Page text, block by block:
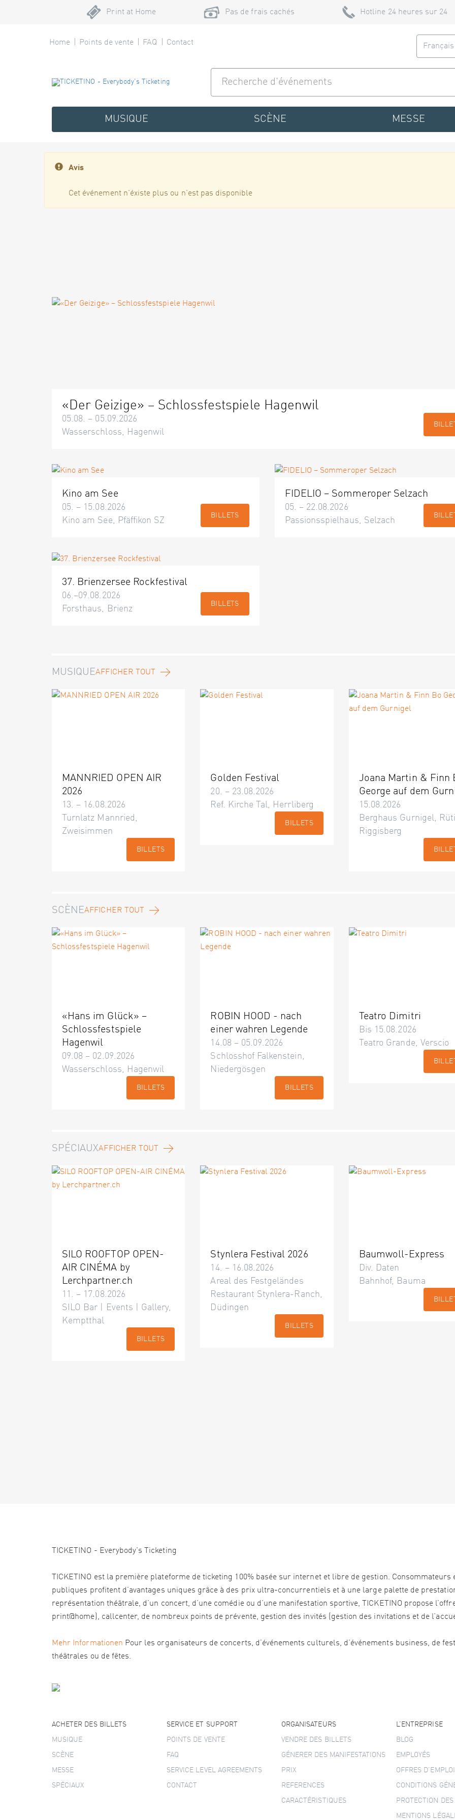
Print at Home Pas de frais cachés Hotline 24 heures sur 24
Home Points de vente FAQ Contact
MUSIQUE SCÈNE MESSE
Avis
Cet événement n'éxiste plus ou n'est pas disponible
«Der Geizige» – Schlossfestspiele Hagenwil
05.08. – 05.09.2026
Wasserschloss, Hagenwil
Kino am See
05. – 15.08.2026
Kino am See, Pfäffikon SZ
BILLETS
FIDELIO – Sommeroper Selzach
05. – 22.08.2026
Passionsspielhaus, Selzach
37. Brienzersee Rockfestival
06.–09.08.2026
Forsthaus, Brienz
BILLETS
MUSIQUEAFFICHER TOUT
MANNRIED OPEN AIR
2026
13. – 16.08.2026
Turnlatz Mannried,
Zweisimmen
BILLETS
Golden Festival
20. – 23.08.2026
Ref. Kirche Tal, Herrliberg
BILLETS
Joana Martin & Finn
George auf dem
15.08.2026
Berghaus Gurnigel,
Riggisberg
SCÈNEAFFICHER TOUT
«Hans im Glück» –
Schlossfestspiele
Hagenwil
09.08 – 02.09.2026
Wasserschloss, Hagenwil
BILLETS
ROBIN HOOD - nach
einer wahren Legende
14.08 – 05.09.2026
Schlosshof Falkenstein,
Niedergösgen
BILLETS
Teatro Dimitri
Bis 15.08.2026
Teatro Grande, Verscio
SPÉCIAUXAFFICHER TOUT
SILO ROOFTOP OPEN-
AIR CINÉMA by
Lerchpartner.ch
11. – 17.08.2026
SILO Bar | Events | Gallery,
Kemptthal
BILLETS
Stynlera Festival 2026
14. – 16.08.2026
Areal des Festgeländes
Restaurant Stynlera-Ranch,
Düdingen
BILLETS
Baumwoll-Express
Div. Daten
Bahnhof, Bauma
TICKETINO - Everybody's Ticketing
TICKETINO est la première plateforme de ticketing 100% basée sur internet et libre de gestion.
publiques profitent d’avantages uniques grâce à des prix ultra-concurrentiels et à une large palette de
représentation théâtrale, d’un concert, d’une comédie ou d’une manifestation sportive, TICKETINO propose
print@home), callcenter, de nombreux points de prévente, gestion des invités (gestion des invitations et de
Mehr Informationen Pour les organisateurs de concerts, d’événements culturels, d’événements business, de
théâtrales ou de fêtes.
ACHETER DES BILLETS
MUSIQUE
SCÈNE
MESSE
SPÉCIAUX
SERVICE ET SUPPORT
POINTS DE VENTE
FAQ
SERVICE LEVEL AGREEMENTS
CONTACT
ORGANISATEURS
VENDRE DES BILLETS
GÉNERER DES MANIFESTATIONS
PRIX
REFERENCES
CARACTÉRISTIQUES
L’ENTREPRISE
BLOG
EMPLOYÉS
OFFRES D’EMPLOI
CONDITIONS
PROTECTION
MENTIONS